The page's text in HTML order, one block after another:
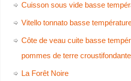
Cuisson sous vide basse
Vitello tonnato basse
Côte de veau cuite basse
pommes de terre
La Forêt Noire